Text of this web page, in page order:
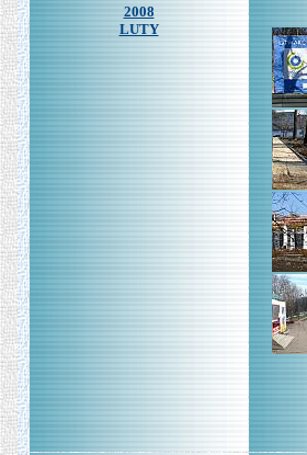
2008
LUTY